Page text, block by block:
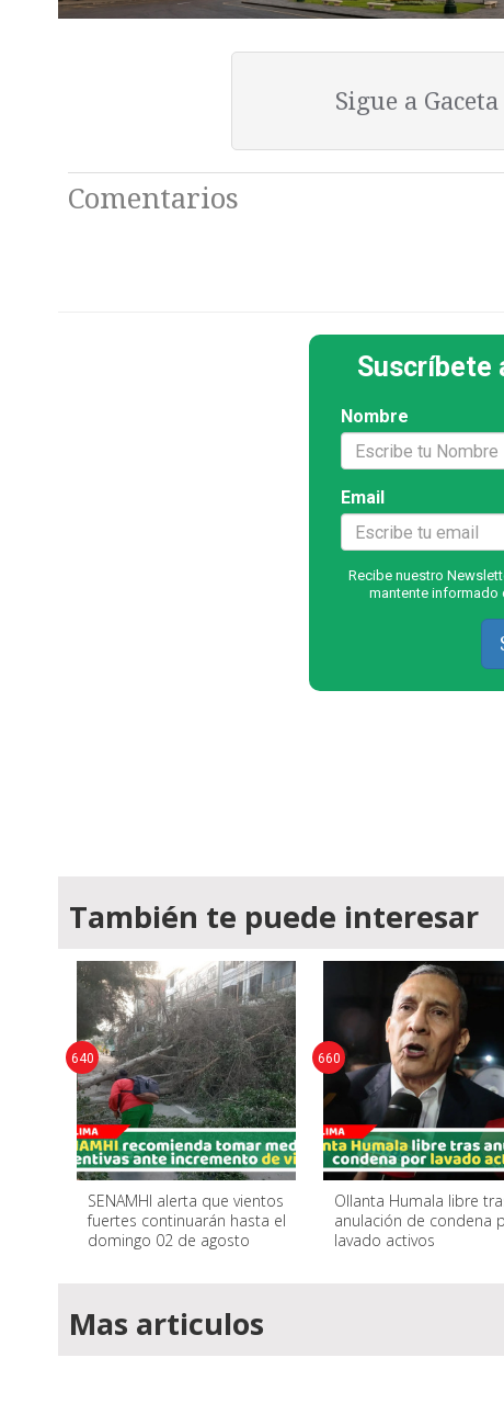
Sigue a
Comentarios
Suscríbete
Nombre
Email
Recibe nuestro
mantente informado
También te puede interesar
SENAMHI alerta que vientos
fuertes continuarán hasta el
domingo 02 de agosto
640
Ollanta Humala libre
anulación de condena
lavado activos
660
Mas articulos